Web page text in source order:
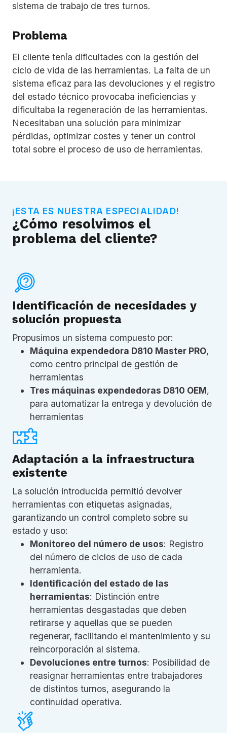
sistema de trabajo de tres turnos.
Problema
El cliente tenía dificultades con la gestión del
ciclo de vida de las herramientas. La falta de un
sistema eficaz para las devoluciones y el registro
del estado técnico provocaba ineficiencias y
dificultaba la regeneración de las herramientas.
Necesitaban una solución para minimizar
pérdidas, optimizar costes y tener un control
total sobre el proceso de uso de herramientas.
¡ESTA ES NUESTRA ESPECIALIDAD!
¿Cómo resolvimos el
problema del cliente?
Identificación de necesidades y
solución propuesta
Propusimos un sistema compuesto por:
Máquina expendedora D810 Master PRO,
como centro principal de gestión de
herramientas
Tres máquinas expendedoras D810 OEM,
para automatizar la entrega y devolución de
herramientas
Adaptación a la infraestructura
existente
La solución introducida permitió devolver
herramientas con etiquetas asignadas,
garantizando un control completo sobre su
estado y uso:
Monitoreo del número de usos: Registro
del número de ciclos de uso de cada
herramienta.
Identificación del estado de las
herramientas: Distinción entre
herramientas desgastadas que deben
retirarse y aquellas que se pueden
regenerar, facilitando el mantenimiento y su
reincorporación al sistema.
Devoluciones entre turnos: Posibilidad de
reasignar herramientas entre trabajadores
de distintos turnos, asegurando la
continuidad operativa.